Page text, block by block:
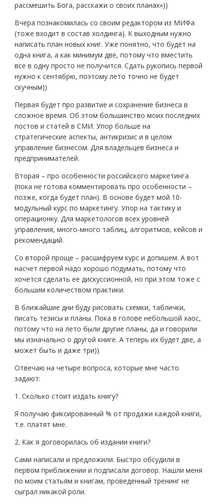
рассмешить Бога, расскажи о своих планах»))
Вчера познакомилась со своим редактором из МИФа
(тоже входит в состав холдинга). К выходным нужно
написать план новых книг. Уже понятно, что будет на
одна книга, а как минимум две, потому что вместить
все в одну просто не получится. Сдать рукопись первой
нужно к сентябрю, поэтому лето точно не будет
скучным))
Первая будет про развитие и сохранение бизнеса в
сложное время. Об этом большинство моих последних
постов и статей в СМИ. Упор больше на
стратегические аспекты, антикризис и в целом
управление бизнесом. Для владельцев бизнеса и
предпринимателей.
Вторая – про особенности российского маркетинга
(пока не готова комментировать про особенности –
позже, когда будет план). В основе будет мой 10-
модульный курс по маркетингу. Упор на тактику и
операционку. Для маркетологов всех уровней
управления, много-много таблиц, алгоритмов, кейсов и
рекомендаций.
Со второй проще – расшифруем курс и допишем. А вот
насчет первой надо хорошо подумать, потому что
хочется сделать ее дискуссионной, но при этом тоже с
большим количеством практики.
В ближайшие дни буду рисовать схемки, таблички,
писать тезисы и планы. Пока в голове небольшой хаос,
потому что на лето были другие планы, да и говорили
мы изначально о другой книге. А теперь их будет две, а
может быть и даже три))
Отвечаю на четыре вопроса, которые мне часто
задают:
1. Сколько стоит издать книгу?
Я получаю фиксированный % от продажи каждой книги,
т.е. платят мне.
2. Как я договорилась об издании книги?
Сами написали и предложили. Быстро обсудили в
первом приближении и подписали договор. Нашли меня
по моим статьям и книгам, проведенный тренинг не
сыграл никакой роли.